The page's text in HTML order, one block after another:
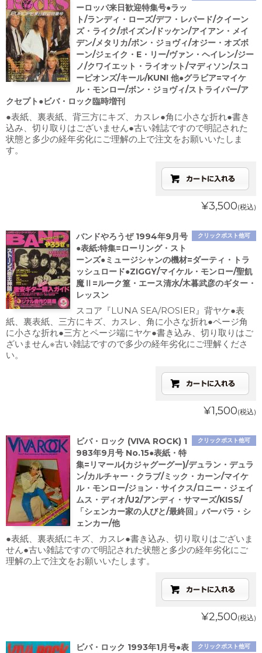
ーロッパ来日歓迎特集号●ラッ
ト/ランディ・ローズ/デフ・レパード/クイーン
ズ・ライク/ポイズン/ドッケン/アイアン・メイ
デン/メタリカ/ボン・ジョヴィ/オジー・オズボ
ーン/ジェイク・E・リー/ヴァン・ヘイレン/ジー
ノ/クワイエット・ライオット/マディソン/スコ
ーピオンズ/キール/KUNI 他●グラビア=マイケ
ル・モンロー/ボン・ジョヴィ/ストライパー/ア
クセプト●ビバ・ロック臨時増刊
●表紙、裏表紙、背三方にキズ、カスレ●角に小さな折れ●書き
込み、切り取りはございません●古い雑誌ですので明記された
状態と多少の経年劣化にご理解の上で注文をお願いいたしま
す。
¥3,500(税込)
クリックポスト他可
バンドやろうぜ 1994年9月号
●表紙:特集=ローリング・スト
ーンズ●ミュージシャンの機材=ダーティ・トラ
ッシュロード●ZIGGY/マイケル・モンロー/聖飢
魔Ⅱ=ルーク篁・エース清水/木暮武彦のギター・
レッスン
スコア『LUNA SEA/ROSIER』背ヤケ●表
紙、裏表紙、三方にキズ、カスレ、角に小さな折れ●ページ角
に小さな折れ●三方とページ端にヤケ●書き込み、切り取りはご
ざいません※古い雑誌ですので多少の経年劣化にご理解くださ
い。
¥1,500(税込)
クリックポスト他可
ビバ・ロック (VIVA ROCK) 1
983年9月号 No.15●表紙・特
集=リマール(カジャグーグー)/デュラン・デュラ
ン/カルチャー・クラブ/ミック・カーン/マイケ
ル・モンロー/ジョン・サイクス/ロニー・ジェイ
ムス・ディオ/U2/アンディ・サマーズ/KISS/
「シェンカー家の人びと/最終回」バーバラ・シ
ェンカー/他
●表紙、裏表紙にキズ、カスレ●書き込み、切り取りはございま
せん●古い雑誌ですので明記された状態と多少の経年劣化にご
理解の上で注文をお願いいたします。
¥2,500(税込)
クリックポスト他可
ビバ・ロック 1993年1月号●表